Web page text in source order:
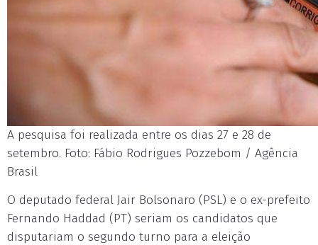
A pesquisa foi realizada entre os dias 27 e 28 de
setembro. Foto: Fábio Rodrigues Pozzebom / Agência
Brasil
O deputado federal Jair Bolsonaro (PSL) e o ex-prefeito
Fernando Haddad (PT) seriam os candidatos que
disputariam o segundo turno para a eleição